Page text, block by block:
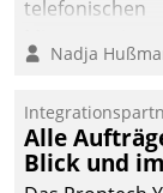
telefonischen
digitalen
passende
Schlagworte
Eine intuitive
Nadja
Alle
Blick und